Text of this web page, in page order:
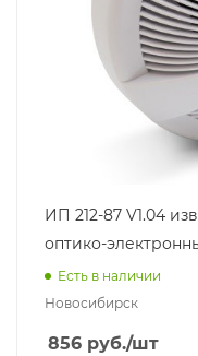
ИП 212-87 V1.04
оптико-
Есть в наличии
Новосибирск
856 руб./шт